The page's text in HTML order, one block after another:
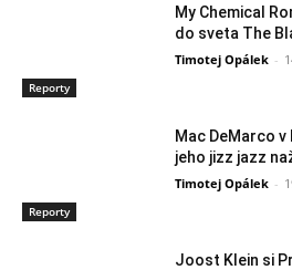
Reporty
My Chemical
do sveta The
Timotej Opálek -
Reporty
Mac DeMarco
jeho jizz jazz
Timotej Opálek -
Joost Klein si